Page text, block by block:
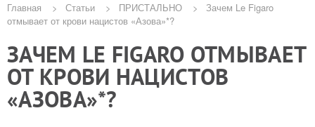
Строка
навигации
Главная Статьи ПРИСТАЛЬНО
Зачем Le Figaro
отмывает от крови нацистов «Азова»*?
ЗАЧЕМ LE FIGARO ОТМЫВАЕТ
ОТ КРОВИ НАЦИСТОВ
«АЗОВА»*?